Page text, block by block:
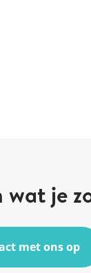
wat je
met ons op